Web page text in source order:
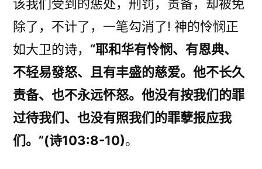
该我们受到的惩处，刑罚，责备，却被免
除了，不计了，一笔勾消了! 神的怜悯正
如大卫的诗， “耶和华有怜悯、有恩典、
不轻易發怒、且有丰盛的慈爱。他不长久
责备、也不永远怀怒。他没有按我们的罪
过待我们、也没有照我们的罪孽报应我
们。”(诗103:8-10)。